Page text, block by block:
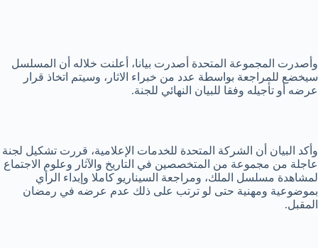
وأصدرت المجموعة المتحدة أصدرت بيانا، أعلنت خلاله أن المسلسل
سيخضع للمراجعة بواسطة عدد من خبراء الاثار، وسيتم اتخاذ قرار
عرضه أو تأجيله وفقا للبيان النهائي للجنة.
وأكد البيان أن الشركة المتحدة للخدمات الإعلامية، قررت تشكيل لجنة
عاجلة من مجموعة من المتخصصين في التاريخ والآثار وعلوم الاجتماع
لمشاهدة مسلسل الملك، ومراجعة السيناريو كاملا وإبداء الرأي
بموضوعية ومهنية حتى لو ترتب على ذلك عدم عرضه في رمضان
المقبل.